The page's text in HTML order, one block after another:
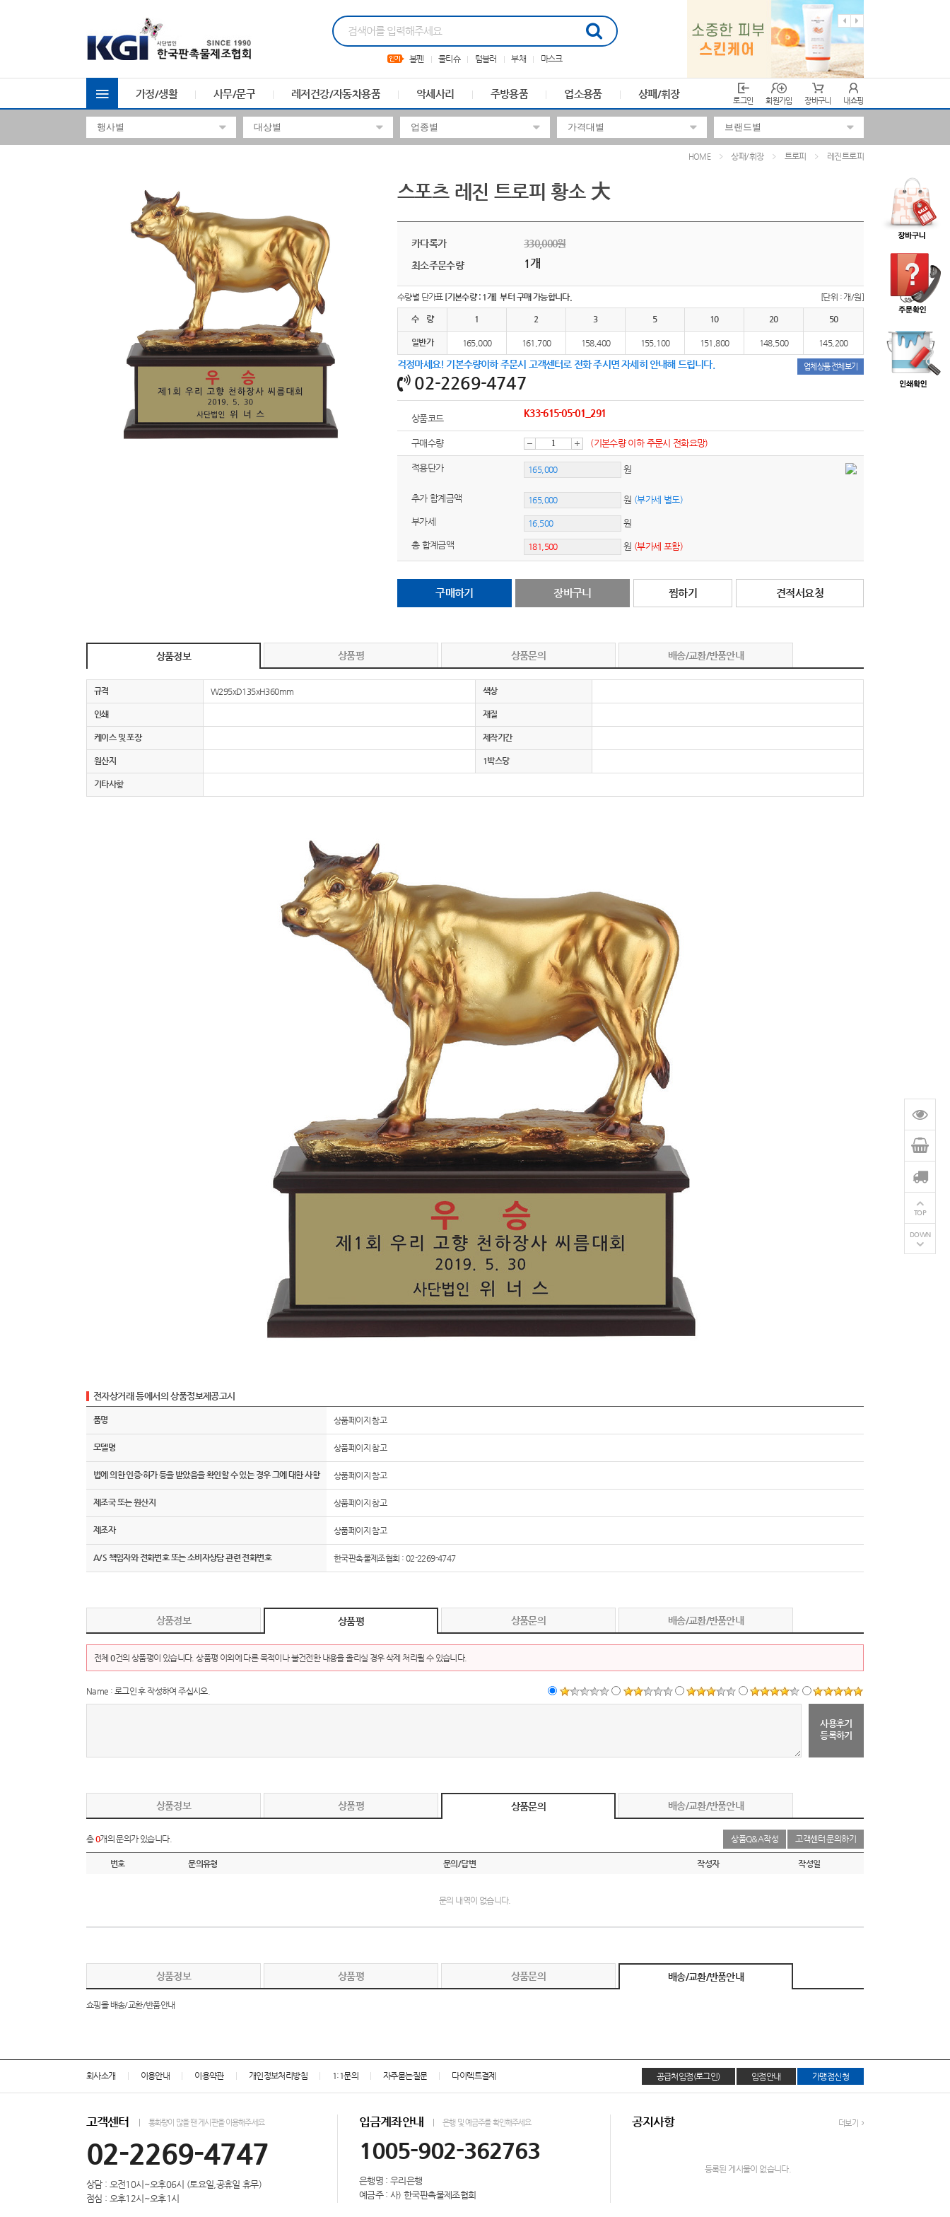
볼펜 물티슈 텀블러 부채 마스크
가정/생활 사무/문구 레저건강/자동차용품 악세사리 주방용품 업소용품 상패/휘장
로그인 회원가입 장바구니 내쇼핑
TOP
DOWN
HOME 상패/휘장 트로피 레진트로피
스포츠 레진 트로피 황소 大
카다록가
330,000원
최소주문수량
1개
수량별 단가표 [기본수량 : 1개] 부터 구매 가능합니다. [단위 : 개/원]
수 량 1 2 3 5 10 20 50
일반가 165,000 161,700 158,400 155,100 151,800 148,500 145,200
걱정마세요! 기본수량이하 주문시 고객센터로 전화 주시면 자세히 안내해 드립니다.
02-2269-4747
업체상품 전체보기
상품코드 K33-615-05-01_291
구매수량
감
소
증
가
(기본수량 이하 주문시 전화요망)
적용단가 원
추가 합계금액 원 (부가세 별도)
부가세 원
총 합계금액 원 (부가세 포함)
구매하기 장바구니 찜하기 견적서요청
상품정보 상품평 상품문의 배송/교환/반품안내
규격 W295xD135xH360mm 색상
인쇄 재질
케이스 및 포장 제작기간
원산지 1박스당
기타사항
전자상거래 등에서의 상품정보제공고시
품명 상품페이지 참고
모델명 상품페이지 참고
법에 의한 인증·허가 등을 받았음을 확인할 수 있는 경우 그에 대한 사항 상품페이지 참고
제조국 또는 원산지 상품페이지 참고
제조자 상품페이지 참고
A/S 책임자와 전화번호 또는 소비자상담 관련 전화번호 한국판촉물제조협회 : 02-2269-4747
상품정보 상품평 상품문의 배송/교환/반품안내
전체0건의 상품평이 있습니다. 상품평 이외에 다른 목적이나 불건전한 내용을 올리실 경우 삭제 처리될 수 있습니다.
Name : 로그인 후 작성하여 주십시오.
사용후기
등록하기
상품정보 상품평 상품문의 배송/교환/반품안내
총0개의 문의가 있습니다. 상품Q&A작성 고객센터 문의하기
번호 문의유형 문의/답변 작성자 작성일
문의 내역이 없습니다.
상품정보 상품평 상품문의 배송/교환/반품안내
쇼핑몰 배송/교환/반품안내
회사소개 이용안내 이용약관 개인정보처리방침 1:1문의 자주묻는질문 다이렉트결제 공급처입점(로그인) 입점안내 가맹점신청
고객센터 통화량이 많을 땐 게시판을 이용해주세요
02-2269-4747
상담 : 오전10시~오후06시 (토요일,공휴일 휴무)
점심 : 오후12시~오후1시
입금계좌안내 은행 및 예금주를 확인해주세요
1005-902-362763
은행명 : 우리은행
예금주 : 사) 한국판촉물제조협회
공지사항 더보기
등록된 게시물이 없습니다.